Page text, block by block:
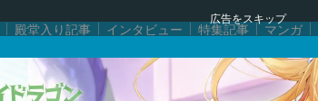
広告をスキップ
殿堂入り記事 インタビュー 特集記事 マンガ